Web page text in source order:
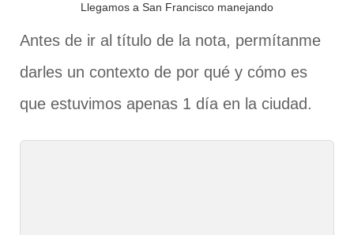
Llegamos a San Francisco manejando
Antes de ir al título de la nota, permítanme
darles un contexto de por qué y cómo es
que estuvimos apenas 1 día en la ciudad.